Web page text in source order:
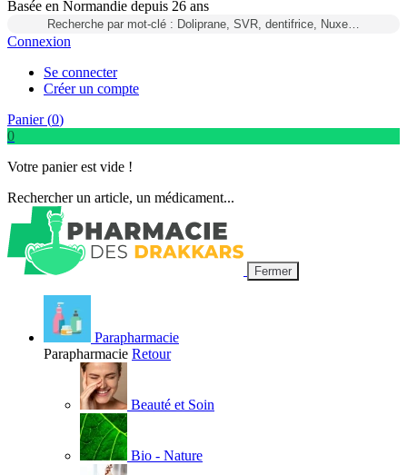
Basée en Normandie depuis 26 ans
Recherche par mot-clé : Doliprane, SVR, dentifrice, Nuxe…
Connexion
Se connecter
Créer un compte
Panier (0)
0
Votre panier est vide !
Rechercher un article, un médicament...
Fermer
Parapharmacie
Parapharmacie Retour
Beauté et Soin
Bio - Nature